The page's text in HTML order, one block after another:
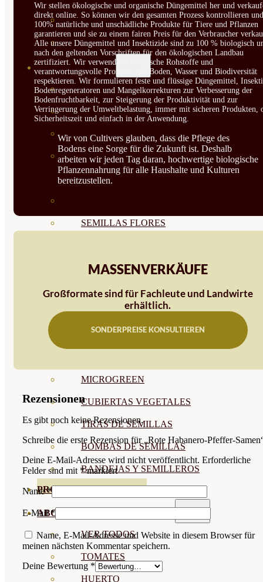
PLANTAS INTERIOR
GROWPUNCH
SEMILLAS
VER TODAS
BIODINÁMICAS DEMETER
HORTALIZA FRUTO
SEMILLAS HORTALIZA DE
HOJA
SEMILLAS FLORES
COMESTIBLES
SEMILLAS TRADICIONALES
SEMILLAS BRASICAS
SEMILLAS RAÍZ
MICROGREEN
CUBIERTAS VEGETALES
TIRAS DE SEMILLAS
BOMBAS DE SEMILLAS
BANDEJAS Y SEMILLEROS
PROFESIONALES
ABONOS POR CULTIVO
VER TODOS
TOMATES
HUERTO
Wir stellen ökologische und organische Düngemittel her und
direkt online. So können wir den gesamten Prozess kontrollieren und
100% natürliche und unschädliche Produkte für Tiere und Pflanzen
garantieren und sie zu einem fairen Preis für den Verbraucher
Alle unsere Düngemittel und Insektizide sind zu 100 % biologisch
nach den geltenden Vorschriften für den ökologischen Landbau
zertifiziert. Wir verwenden biologische Rohstoffe und
verantwortungsvolle Prozesse, die Boden, Wasser und Biodiversität
respektieren. Wir formulieren feste und flüssige Düngemittel,
Bodenregeneratoren und Mangelkorrekturen zur Verbesserung der
Bodenfruchtbarkeit, zur Steigerung der Produktivität und zur
Verringerung der Umweltbelastung, immer mit sicheren Produkten,
Sicherheitszeit und einfach in der Anwendung.
Wir von Cultivers glauben, dass die Pflege des
Bodens eine Sorge für die Zukunft ist. Deshalb
arbeiten wir jeden Tag daran, hochwertige biologische
Pflanzennahrung für alle Haushalte und Kulturen
bereitzustellen.
MASSENVERKÄUFE
Großformate sind für Fachleute und Landwirte
erhältlich.
SONDERPREISE KONSULTIEREN
Rezensionen
Es gibt noch keine Rezensionen.
Schreibe die erste Rezension für „Rote Habanero-Pfeffer-
Deine E-Mail-Adresse wird nicht veröffentlicht. Erforderliche
Felder sind mit *markiert
Name*
E-Mail*
Name, E-Mail-Adresse und Website in diesem Browser für
meinen nächsten Kommentar speichern.
Deine Bewertung *